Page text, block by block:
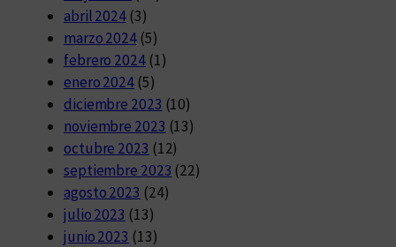
abril 2024 (3)
marzo 2024 (5)
febrero 2024(1)
enero 2024 (5)
diciembre 2023 (10)
noviembre 2023 (13)
octubre 2023 (12)
septiembre 2023 (22)
agosto 2023 (24)
julio 2023 (13)
junio 2023 (13)